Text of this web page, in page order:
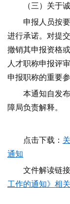
（三）关于
申报人员按
进行承诺。对提
撤销其申报资格
人才职称申报评
申报职称的重要参
本通知自发
障局负责解释。
点击下载：
通知
文件解读链接
工作的通知》相